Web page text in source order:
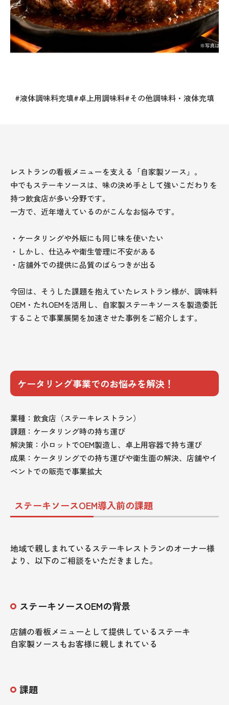
液体調味料充填 卓上用調味料 その他調味料・液体充填
レストランの看板メニューを支える「自家製ソース」。
中でもステーキソースは、味の決め手として強いこだわりを
持つ飲食店が多い分野です。
一方で、近年増えているのがこんなお悩みです。
・ケータリングや外販にも同じ味を使いたい
・しかし、仕込みや衛生管理に不安がある
・店舗外での提供に品質のばらつきが出る
今回は、そうした課題を抱えていたレストラン様が、調味料
OEM・たれOEMを活用し、自家製ステーキソースを製造委託
することで事業展開を加速させた事例をご紹介します。
ケータリング事業でのお悩みを解決！
業種：飲食店（ステーキレストラン）
課題：ケータリング時の持ち運び
解決策：小ロットでOEM製造し、卓上用容器で持ち運び
成果：ケータリングでの持ち運びや衛生面の解決、店舗やイ
ベントでの販売で事業拡大
ステーキソースOEM導入前の課題
地域で親しまれているステーキレストランのオーナー様
より、以下のご相談をいただきました。
ステーキソースOEMの背景
店舗の看板メニューとして提供しているステーキ
自家製ソースもお客様に親しまれている
課題